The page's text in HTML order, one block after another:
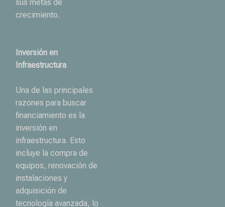
sus metas de
crecimiento.
Inversión en
Infraestructura
Una de las principales
razones para buscar
financiamiento es la
inversión en
infraestructura. Esto
incluye la compra de
equipos, renovación de
instalaciones y
adquisición de
tecnología avanzada, lo